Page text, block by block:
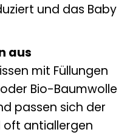
und das Baby
aus
mit Füllungen
Bio-Baumwolle
passen sich der
oft antiallergen